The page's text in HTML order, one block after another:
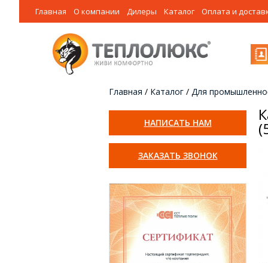
Главная О компании Дилеры Каталог Оплата и
НАПИСАТЬ НАМ
ЗАКАЗАТЬ ЗВОНОК
Главная / Каталог / Для